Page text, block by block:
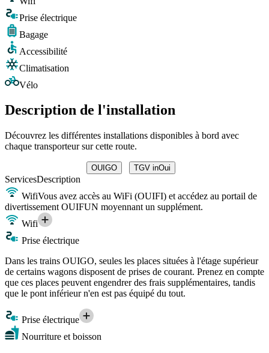
Prise électrique
Bagage
Accessibilité
Climatisation
Vélo
Description de l'installation
Découvrez les différentes installations disponibles à bord avec
chaque transporteur sur cette route.
OUIGO TGV inOui
ServicesDescription
WifiVous avez accès au WiFi (OUIFI) et accédez au portail de
divertissement OUIFUN moyennant un supplément.
Wifi
Prise électrique
Dans les trains OUIGO, seules les places situées à l'étage supérieur
de certains wagons disposent de prises de courant. Prenez en compte
que ces places peuvent engendrer des frais supplémentaires, tandis
que le pont inférieur n'en est pas équipé du tout.
Prise électrique
Nourriture et boisson